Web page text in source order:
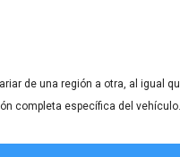
de una región a otra, al igual
completa específica del vehículo.